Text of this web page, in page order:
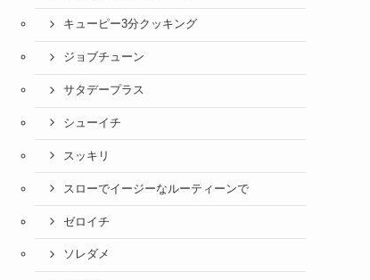
キューピー3分クッキング
ジョブチューン
サタデープラス
シューイチ
スッキリ
スローでイージーなルーティーンで
ゼロイチ
ソレダメ